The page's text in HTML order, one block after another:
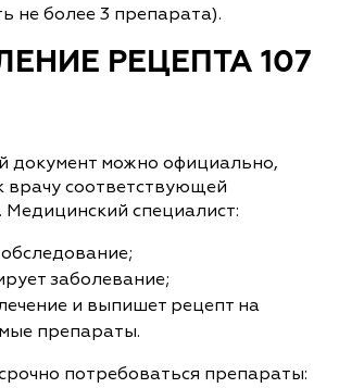
не более 3 препарата).
РЕЦЕПТА 107
документ можно официально,
врачу соответствующей
специалист:
заболевание;
и выпишет рецепт на
препараты.
потребоваться препараты: